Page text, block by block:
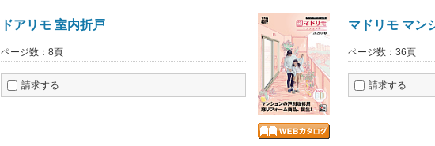
ドアリモ 室内折戸
ページ数：8頁
請求する
マドリモ マン
ページ数：36頁
請求する